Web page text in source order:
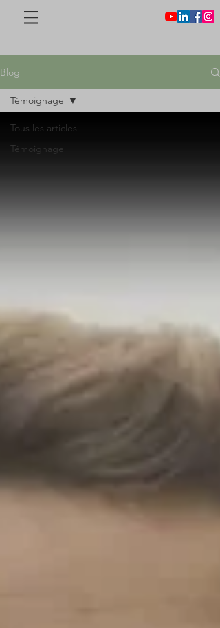
Blog
Tous les articles
Témoignage
Témoignage